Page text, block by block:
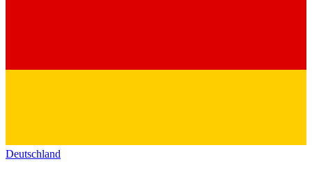
Deutschland